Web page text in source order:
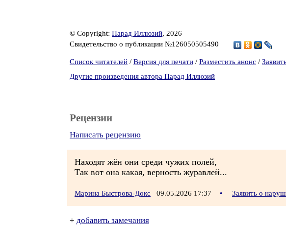
© Copyright: Парад Иллюзий, 2026
Свидетельство о публикации №126050505490
Список читателей / Версия для печати / Разместить анонс /
Другие произведения автора Парад Иллюзий
Рецензии
Написать рецензию
Находят жён они среди чужих полей,
Так вот она какая, верность журавлей...
Марина Быстрова-Докс 09.05.2026 17:37 • Заявить о
+ добавить замечания